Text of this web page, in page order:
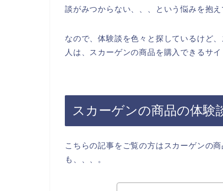
談がみつからない、、、という悩みを抱
なので、体験談を色々と探しているけど
人は、スカーゲンの商品を購入できるサ
スカーゲンの商品の体験
こちらの記事をご覧の方はスカーゲンの
も、、、。